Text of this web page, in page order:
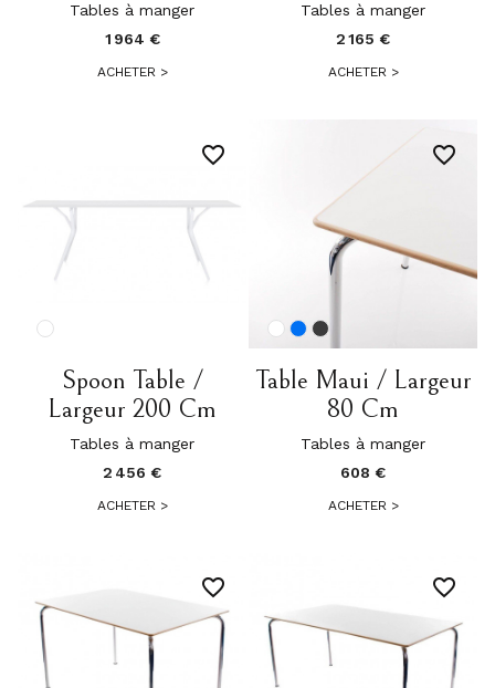
Tables à manger
1 964 €
ACHETER >
Tables à manger
2 165 €
ACHETER >
Spoon Table /
Largeur 200 Cm
Tables à manger
2 456 €
ACHETER >
favorite_border
Table Maui / Largeur
80 Cm
Tables à manger
608 €
ACHETER >
favorite_border
favorite_border favorite_border